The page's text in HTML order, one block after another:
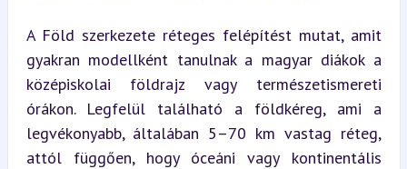
A Föld szerkezete réteges felépítést mutat, amit
gyakran modellként tanulnak a magyar diákok a
középiskolai földrajz vagy természetismereti
órákon. Legfelül található a földkéreg, ami a
legvékonyabb, általában 5–70 km vastag réteg,
attól függően, hogy óceáni vagy kontinentális